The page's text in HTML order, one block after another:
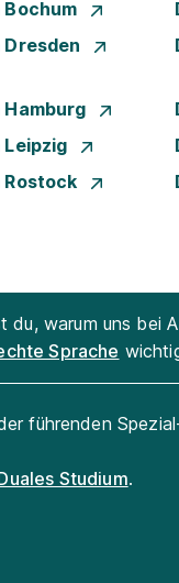
Bochum
Leipzig
Rostock
du, warum uns bei
Sprache
führenden
Studium.